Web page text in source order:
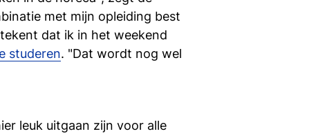
met mijn opleiding best
dat ik in het weekend
studeren. "Dat wordt nog wel
leuk uitgaan zijn voor alle